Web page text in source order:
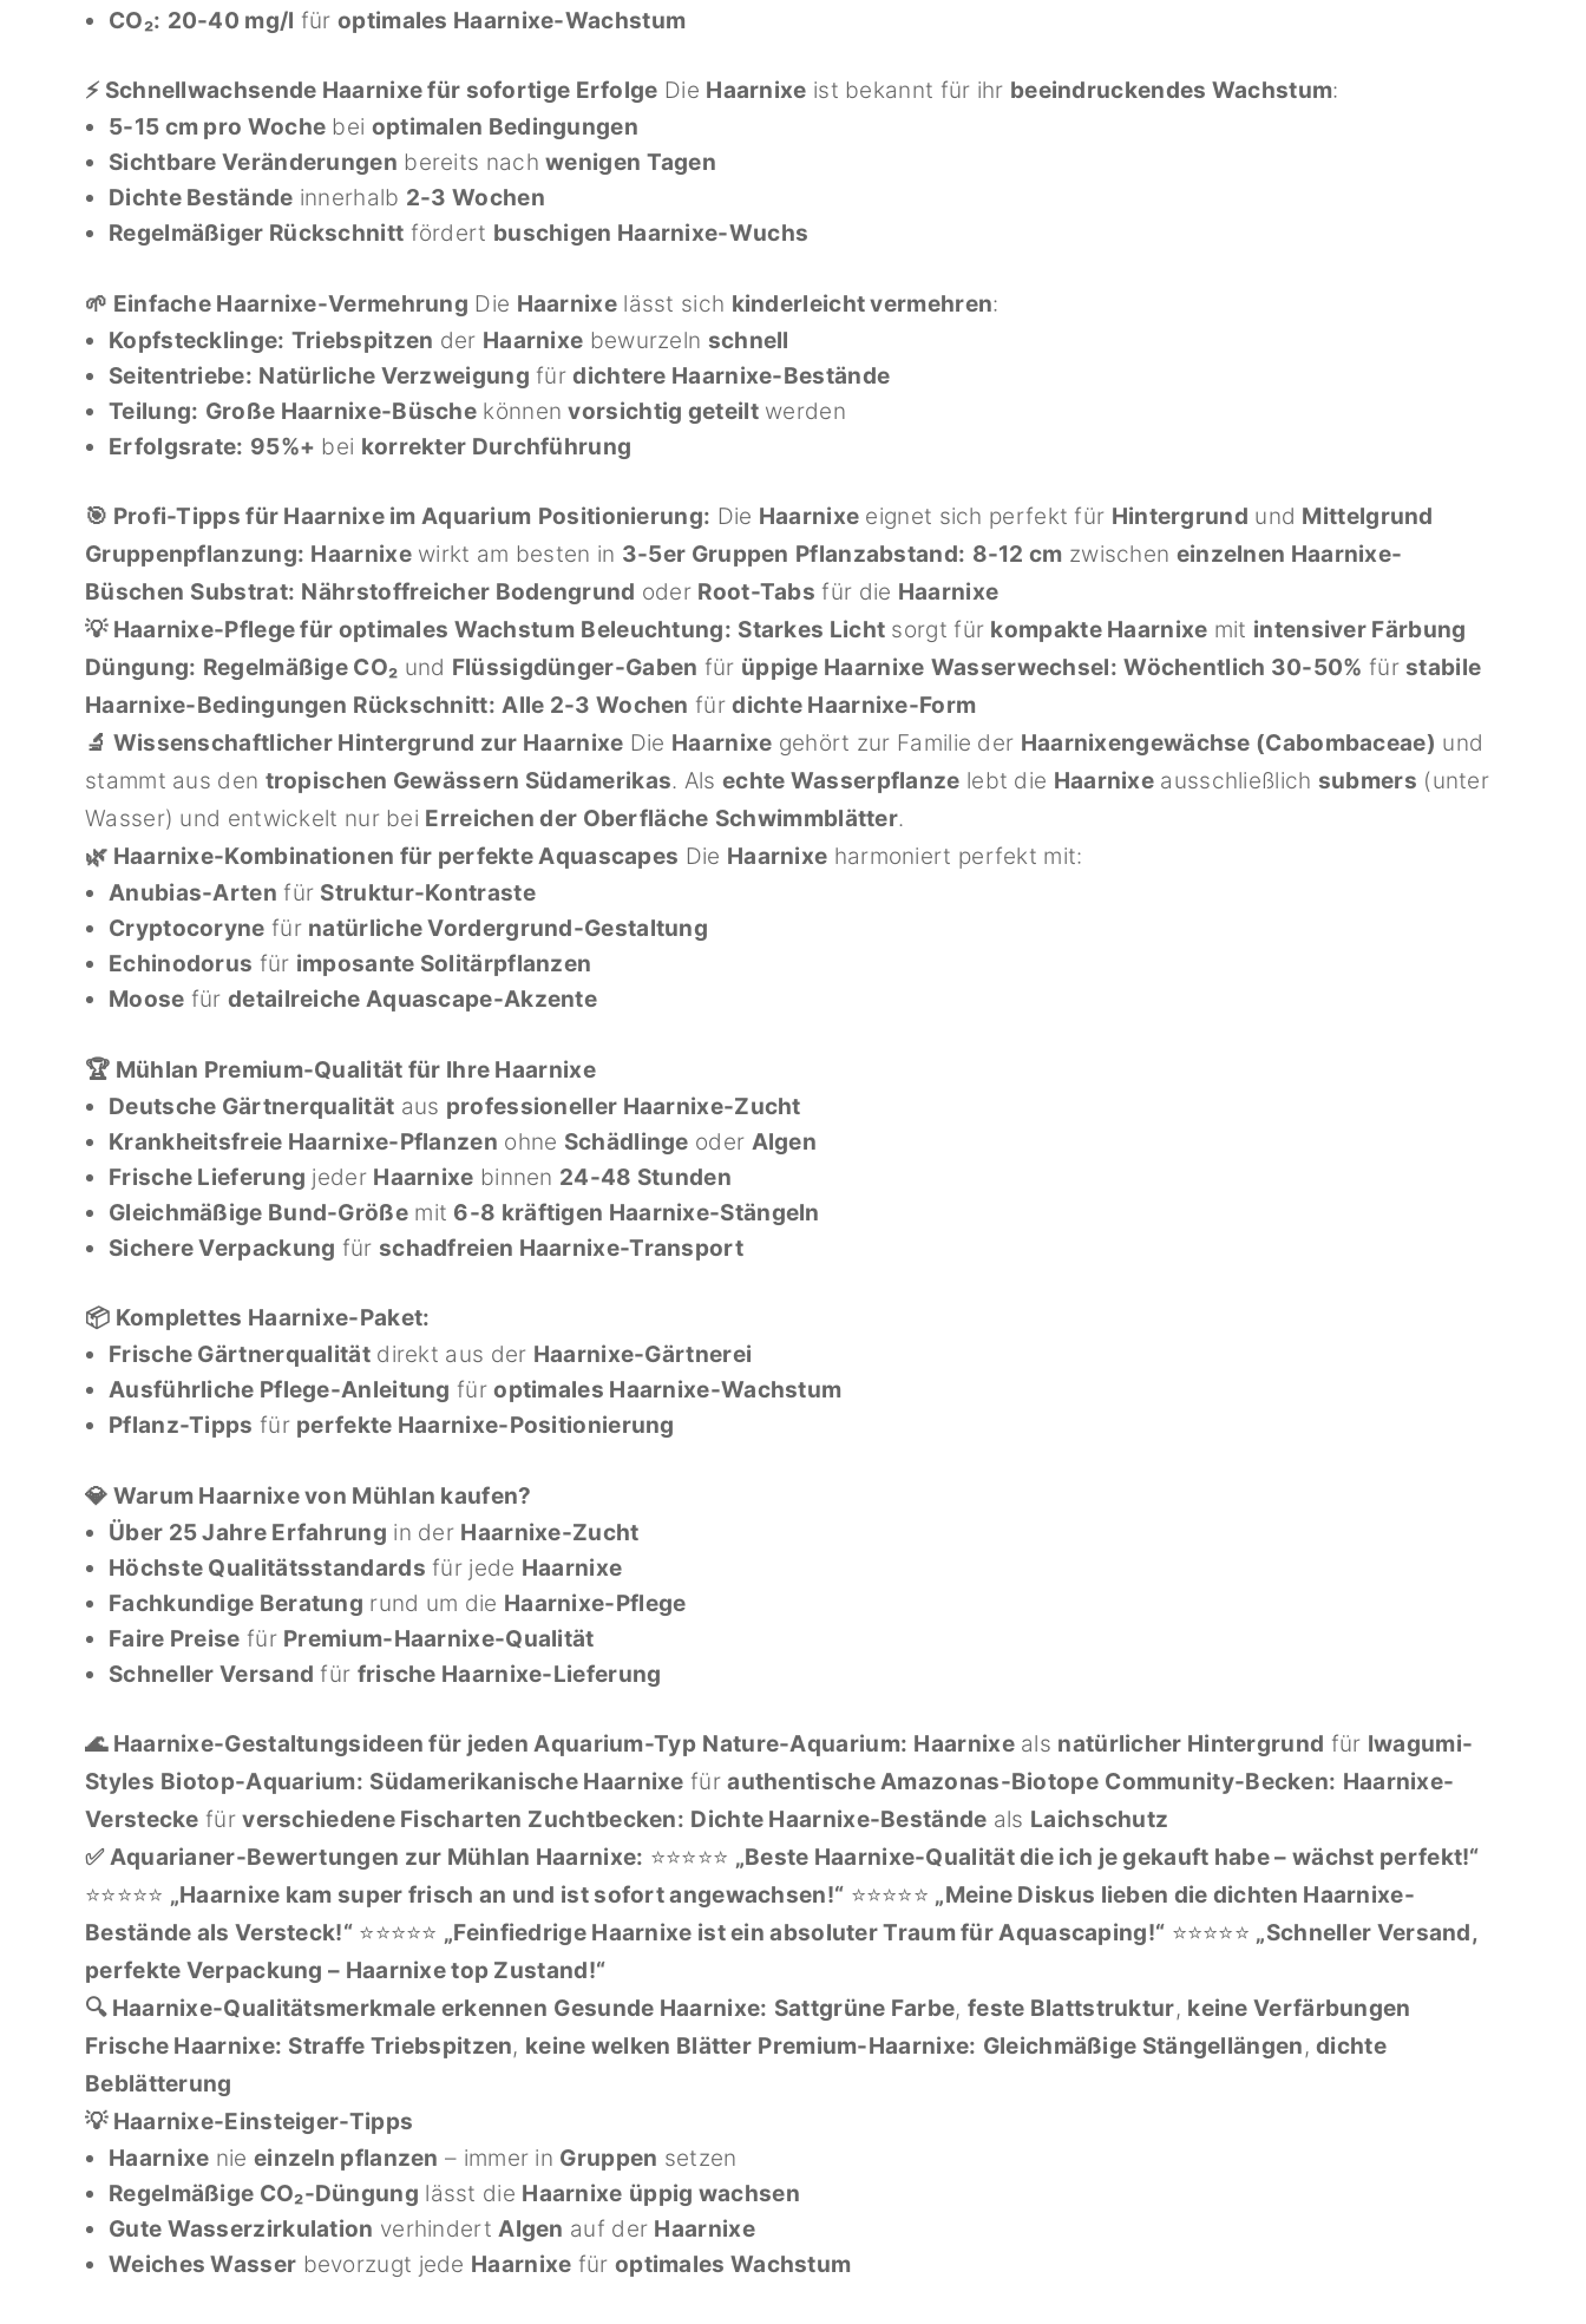
CO₂: 20-40 mg/l füroptimales Haarnixe-Wachstum
⚡ Schnellwachsende Haarnixe für sofortige Erfolge Die Haarnixe ist bekannt für ihr beeindruckendes Wachstum:
5-15 cm pro Woche bei optimalen Bedingungen
Sichtbare Veränderungen bereits nachwenigen Tagen
Dichte Bestände innerhalb 2-3 Wochen
Regelmäßiger Rückschnitt fördert buschigen Haarnixe-Wuchs
🌱 Einfache Haarnixe-Vermehrung Die Haarnixelässt sich kinderleicht vermehren:
Kopfstecklinge: Triebspitzen der Haarnixe bewurzeln schnell
Seitentriebe: Natürliche Verzweigung fürdichtere Haarnixe-Bestände
Teilung: Große Haarnixe-Büsche könnenvorsichtig geteiltwerden
Erfolgsrate: 95%+ bei korrekter Durchführung
🎯 Profi-Tipps für Haarnixe im Aquarium Positionierung: Die Haarnixe eignet sich perfekt für Hintergrund und Mittelgrund
Gruppenpflanzung: Haarnixewirkt am besten in 3-5er Gruppen Pflanzabstand: 8-12 cm zwischen einzelnen Haarnixe-
Büschen Substrat: Nährstoffreicher Bodengrund oder Root-Tabs für die Haarnixe
💡 Haarnixe-Pflege für optimales Wachstum Beleuchtung: Starkes Licht sorgt für kompakte Haarnixe mit intensiver Färbung
Düngung: Regelmäßige CO₂ und Flüssigdünger-Gaben für üppige Haarnixe Wasserwechsel: Wöchentlich 30-50% für stabile
Haarnixe-Bedingungen Rückschnitt: Alle 2-3 Wochen fürdichte Haarnixe-Form
🔬 Wissenschaftlicher Hintergrund zur Haarnixe Die Haarnixe gehört zur Familie der Haarnixengewächse (Cabombaceae) und
stammt aus den tropischen Gewässern Südamerikas. Als echte Wasserpflanze lebt die Haarnixe ausschließlich submers (unter
Wasser) und entwickelt nur bei Erreichen der Oberfläche Schwimmblätter.
🌿 Haarnixe-Kombinationen für perfekte Aquascapes Die Haarnixe harmoniert perfekt mit:
Anubias-Arten für Struktur-Kontraste
Cryptocoryne für natürliche Vordergrund-Gestaltung
Echinodorus für imposante Solitärpflanzen
Moose für detailreiche Aquascape-Akzente
🏆 Mühlan Premium-Qualität für Ihre Haarnixe
Deutsche Gärtnerqualität aus professioneller Haarnixe-Zucht
Krankheitsfreie Haarnixe-Pflanzen ohne Schädlinge oder Algen
Frische Lieferung jeder Haarnixe binnen 24-48 Stunden
Gleichmäßige Bund-Größemit 6-8 kräftigen Haarnixe-Stängeln
Sichere Verpackung für schadfreien Haarnixe-Transport
📦 Komplettes Haarnixe-Paket:
Frische Gärtnerqualitätdirekt aus der Haarnixe-Gärtnerei
Ausführliche Pflege-Anleitung füroptimales Haarnixe-Wachstum
Pflanz-Tipps für perfekte Haarnixe-Positionierung
💎 Warum Haarnixe von Mühlan kaufen?
Über 25 Jahre Erfahrung in der Haarnixe-Zucht
Höchste Qualitätsstandards für jede Haarnixe
Fachkundige Beratung rund um die Haarnixe-Pflege
Faire Preise für Premium-Haarnixe-Qualität
Schneller Versand für frische Haarnixe-Lieferung
🌊 Haarnixe-Gestaltungsideen für jeden Aquarium-Typ Nature-Aquarium: Haarnixeals natürlicher Hintergrund für Iwagumi-
Styles Biotop-Aquarium: Südamerikanische Haarnixe fürauthentische Amazonas-Biotope Community-Becken: Haarnixe-
Verstecke fürverschiedene Fischarten Zuchtbecken: Dichte Haarnixe-Bestände als Laichschutz
✅ Aquarianer-Bewertungen zur Mühlan Haarnixe: ⭐⭐⭐⭐⭐ „Beste Haarnixe-Qualität die ich je gekauft habe – wächst perfekt!“
⭐⭐⭐⭐⭐ „Haarnixe kam super frisch an und ist sofort angewachsen!“ ⭐⭐⭐⭐⭐ „Meine Diskus lieben die dichten Haarnixe-
Bestände als Versteck!“⭐⭐⭐⭐⭐ „Feinfiedrige Haarnixe ist ein absoluter Traum für Aquascaping!“ ⭐⭐⭐⭐⭐ „Schneller Versand,
perfekte Verpackung – Haarnixe top Zustand!“
🔍 Haarnixe-Qualitätsmerkmale erkennen Gesunde Haarnixe: Sattgrüne Farbe, feste Blattstruktur, keine Verfärbungen
Frische Haarnixe: Straffe Triebspitzen, keine welken Blätter Premium-Haarnixe: Gleichmäßige Stängellängen,dichte
Beblätterung
💡 Haarnixe-Einsteiger-Tipps
Haarnixe nie einzeln pflanzen – immer in Gruppen setzen
Regelmäßige CO₂-Düngung lässt die Haarnixe üppig wachsen
Gute Wasserzirkulation verhindertAlgen auf der Haarnixe
Weiches Wasser bevorzugt jede Haarnixe für optimales Wachstum